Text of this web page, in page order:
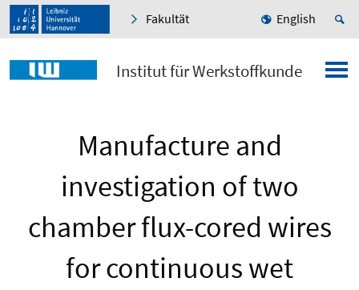
Fakultät English
Institut für Werkstoffkunde
Manufacture and
investigation of two
chamber flux-cored wires
for continuous wet